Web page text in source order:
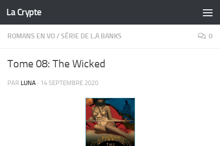
Skip to content
La Crypte
ROMANS EN VO/SÉRIE DE L.A BANKS 0
Tome 08: The Wicked
PAR LUNA · 14 SEPTEMBRE 2020